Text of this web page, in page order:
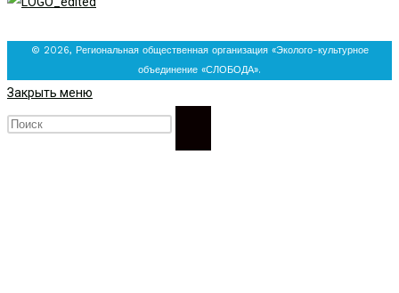
© 2026, Региональная общественная организация «Эколого-культурное
объединение «СЛОБОДА».
Закрыть меню